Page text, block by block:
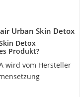
Urban Skin Detox
Detox
Produkt?
wird vom Hersteller